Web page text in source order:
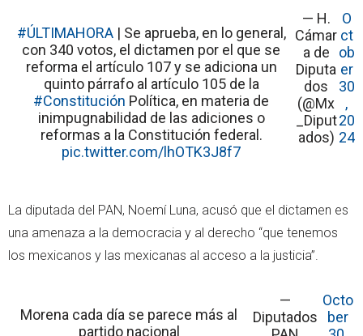
#ÚLTIMAHORA| Se aprueba, en lo general,
con 340 votos, el dictamen por el que se
reforma el artículo 107 y se adiciona un
quinto párrafo al artículo 105 de la
#Constitución Política, en materia de
inimpugnabilidad de las adiciones o
reformas a la Constitución federal.
pic.twitter.com/lhOTK3J8f7
— H.
Cámar
a de
Diputa
dos
(@Mx
_Diput
ados)
O
ct
ob
er
30
,
20
24
La diputada del PAN, Noemí Luna, acusó que el dictamen es
una amenaza a la democracia y al derecho “que tenemos
los mexicanos y las mexicanas al acceso a la justicia”.
Morena cada día se parece más al
partido nacional
—
Diputados
Octo
ber